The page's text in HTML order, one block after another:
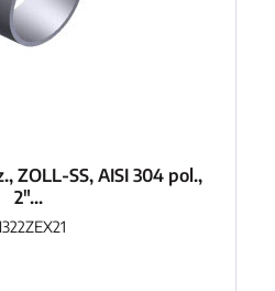
ZOLL-SS, AISI 304 pol.,
2"...